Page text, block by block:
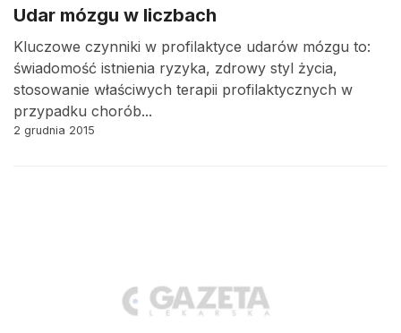
Udar mózgu w liczbach
Kluczowe czynniki w profilaktyce udarów mózgu to:
świadomość istnienia ryzyka, zdrowy styl życia,
stosowanie właściwych terapii profilaktycznych w
przypadku chorób...
2 grudnia 2015